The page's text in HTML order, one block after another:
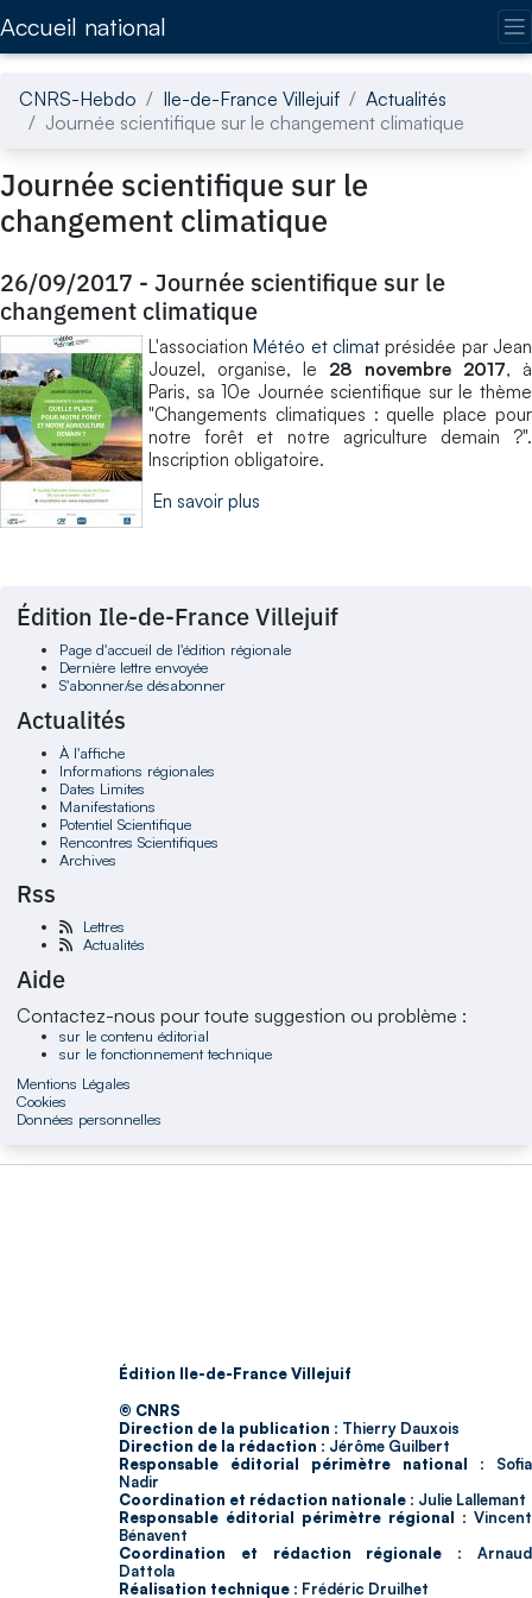
Accueil national
CNRS-Hebdo Ile-de-France Villejuif
Actualités
Journée scientifique sur le changement climatique
Journée scientifique sur le
changement climatique
26/09/2017 - Journée scientifique sur le
changement climatique
L'associationMétéo et climat présidée par Jean
Jouzel, organise, le 28 novembre 2017, à
Paris, sa 10e Journée scientifique sur le thème
"Changements climatiques : quelle place pour
notre forêt et notre agriculture demain ?".
Inscription obligatoire.
En savoir plus
Édition Ile-de-France Villejuif
Page d'accueil de l'édition régionale
Dernière lettre envoyée
S'abonner/se désabonner
Actualités
À l'affiche
Informations régionales
Dates Limites
Manifestations
Potentiel Scientifique
Rencontres Scientifiques
Archives
Rss
Lettres
Actualités
Aide
Contactez-nous pour toute suggestion ou problème :
sur le contenu éditorial
sur le fonctionnement technique
Mentions Légales
Cookies
Données personnelles
Édition Ile-de-France Villejuif
© CNRS
Direction de la publication : Thierry Dauxois
Direction de la rédaction : Jérôme Guilbert
Responsable éditorial périmètre national : Sofia
Nadir
Coordination et rédaction nationale : Julie Lallemant
Responsable éditorial périmètre régional : Vincent
Bénavent
Coordination et rédaction régionale : Arnaud
Dattola
Réalisation technique : Frédéric Druilhet